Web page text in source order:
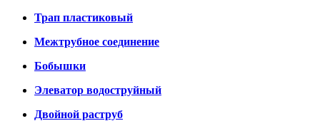
Трап пластиковый
Межтрубное соединение
Бобышки
Элеватор водоструйный
Двойной раструб